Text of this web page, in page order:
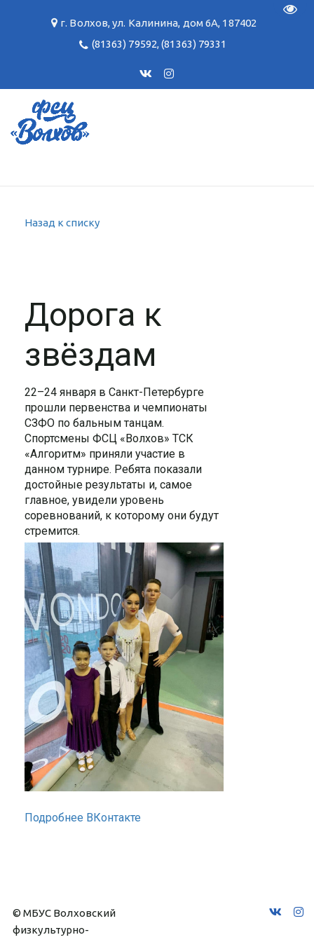
г. Волхов,ул. Калинина, дом 6А, 187402
(81363) 79592,(81363) 79331
Назад к списку
Дорога к
звёздам
22–24 января в Санкт-Петербурге
прошли первенства и чемпионаты
СЗФО по бальным танцам.
Спортсмены ФСЦ «Волхов» ТСК
«Алгоритм» приняли участие в
данном турнире. Ребята показали
достойные результаты и, самое
главное, увидели уровень
соревнований, к которому они будут
стремится.
Подробнее ВКонтакте
© МБУС Волховский
физкультурно-